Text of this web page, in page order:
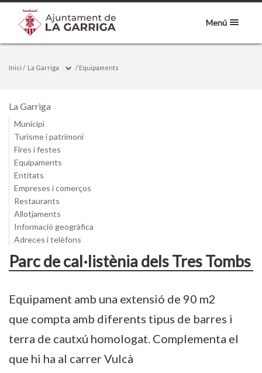
Menú
Inici / La Garriga / Equipaments
La Garriga
Municipi
Turisme i patrimoni
Fires i festes
Equipaments
Entitats
Empreses i comerços
Restaurants
Allotjaments
Informació geogràfica
Adreces i telèfons
Parc de cal·listènia dels Tres Tombs
Equipament amb una extensió de 90 m2
que compta amb diferents tipus de barres i
terra de cautxú homologat. Complementa el
que hi ha al carrer Vulcà